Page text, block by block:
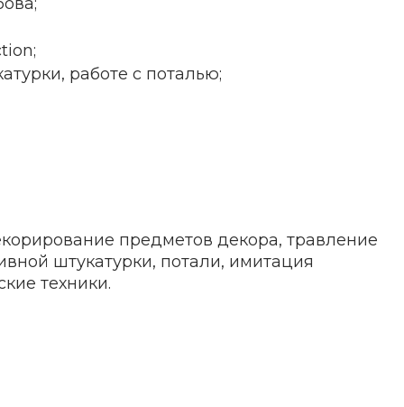
работе с поталью;
предметов декора, травление
штукатурки, потали, имитация
техники.